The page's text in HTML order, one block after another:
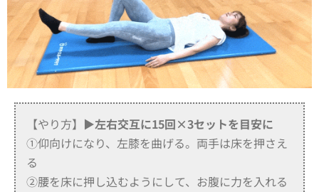
【やり方】 ▶左右交互に15回×3セットを目安に
①仰向けになり、左膝を曲げる。両手は床を押さえ
る
②腰を床に押し込むようにして、お腹に力を入れる